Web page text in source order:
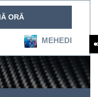
ORĂ